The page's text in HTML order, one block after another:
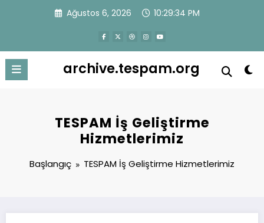
Ağustos 6, 2026 10:29:34 PM
archive.tespam.org
TESPAM İş Geliştirme
Hizmetlerimiz
Başlangıç TESPAM İş Geliştirme Hizmetlerimiz